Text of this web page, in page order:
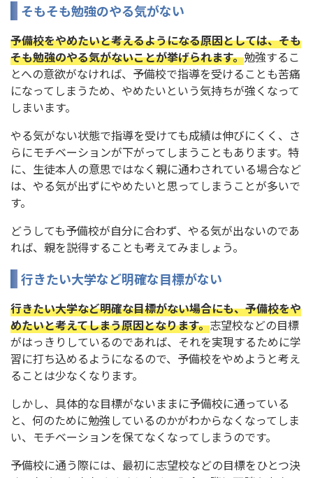
そもそも勉強のやる気がない
予備校をやめたいと考えるようになる原因としては、そも
そも勉強のやる気がないことが挙げられます。勉強するこ
とへの意欲がなければ、予備校で指導を受けることも苦痛
になってしまうため、やめたいという気持ちが強くなって
しまいます。
やる気がない状態で指導を受けても成績は伸びにくく、さ
らにモチベーションが下がってしまうこともあります。特
に、生徒本人の意思ではなく親に通わされている場合など
は、やる気が出ずにやめたいと思ってしまうことが多いで
す。
どうしても予備校が自分に合わず、やる気が出ないのであ
れば、親を説得することも考えてみましょう。
行きたい大学など明確な目標がない
行きたい大学など明確な目標がない場合にも、予備校をや
めたいと考えてしまう原因となります。志望校などの目標
がはっきりしているのであれば、それを実現するために学
習に打ち込めるようになるので、予備校をやめようと考え
ることは少なくなります。
しかし、具体的な目標がないままに予備校に通っている
と、何のために勉強しているのかがわからなくなってしま
い、モチベーションを保てなくなってしまうのです。
予備校に通う際には、最初に志望校などの目標をひとつ決